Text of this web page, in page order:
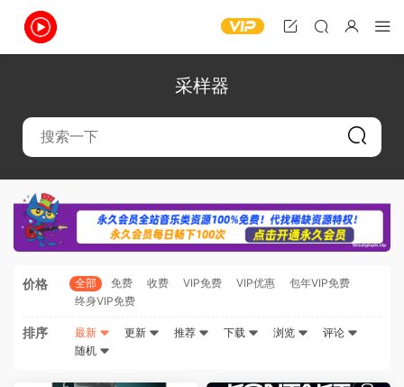
采样器
价格 全部 免费 收费 VIP免费 VIP优惠
包年VIP免费
终身VIP免费
排序 最新 更新 推荐 下载 浏览
评论
随机